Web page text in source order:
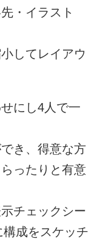
・イラスト
してレイアウ
にし4人で一
き、得意な方
ったりと有意
チェックシー
構成をスケッチ